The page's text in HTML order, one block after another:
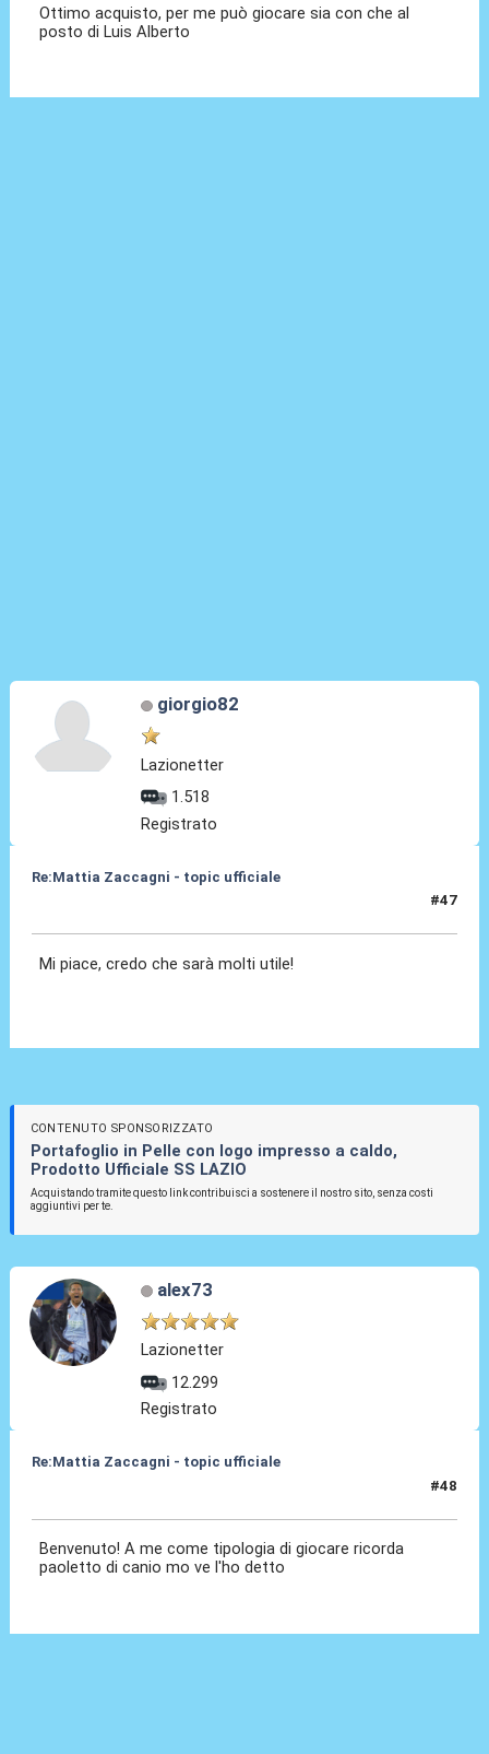
Ottimo acquisto, per me può giocare sia con che al
posto di Luis Alberto
giorgio82
Lazionetter
1.518
Registrato
Re:Mattia Zaccagni - topic ufficiale
#47
Mi piace, credo che sarà molti utile!
CONTENUTO SPONSORIZZATO
Portafoglio in Pelle con logo impresso a caldo,
Prodotto Ufficiale SS LAZIO
Acquistando tramite questo link contribuisci a sostenere il nostro sito, senza costi
aggiuntivi per te.
alex73
Lazionetter
12.299
Registrato
Re:Mattia Zaccagni - topic ufficiale
#48
Benvenuto! A me come tipologia di giocare ricorda
paoletto di canio mo ve l'ho detto